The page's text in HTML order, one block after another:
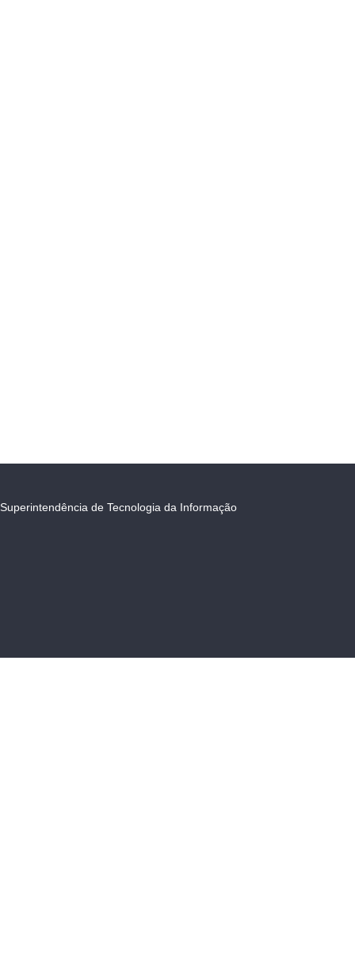
Superintendência de Tecnologia da Informação